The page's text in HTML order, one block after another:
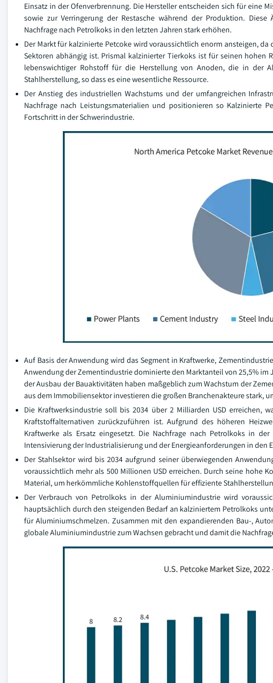
Einsatz in der Ofenverbrennung. Die Hersteller entscheiden sich für eine
sowie zur Verringerung der Restasche während der Produktion.
Nachfrage nach Petrolkoks in den letzten Jahren stark erhöhen.
Der Markt für kalzinierte Petcoke wird voraussichtlich enorm ansteigen,
Sektoren abhängig ist. Prismal kalzinierter Tierkoks ist für seinen hohen
lebenswichtiger Rohstoff für die Herstellung von Anoden, die in der
Stahlherstellung, so dass es eine wesentliche Ressource.
Der Anstieg des industriellen Wachstums und der umfangreichen
Nachfrage nach Leistungsmaterialien und positionieren so Kalzinierte
Fortschritt in der Schwerindustrie.
Auf Basis der Anwendung wird das Segment in Kraftwerke,
Anwendung der Zementindustrie dominierte den Marktanteil von 25,5%
der Ausbau der Bauaktivitäten haben maßgeblich zum Wachstum der
aus dem Immobiliensektor investieren die großen Branchenakteure stark,
Die Kraftwerksindustrie soll bis 2034 über 2 Milliarden USD erreichen,
Kraftstoffalternativen zurückzuführen ist. Aufgrund des höheren
Kraftwerke als Ersatz eingesetzt. Die Nachfrage nach Petrolkoks in
Intensivierung der Industrialisierung und der Energieanforderungen in den
Der Stahlsektor wird bis 2034 aufgrund seiner überwiegenden
voraussichtlich mehr als 500 Millionen USD erreichen. Durch seine hohe
Material, um herkömmliche Kohlenstoffquellen für effiziente
Der Verbrauch von Petrolkoks in der Aluminiumindustrie wird
hauptsächlich durch den steigenden Bedarf an kalziniertem Petrolkoks
für Aluminiumschmelzen. Zusammen mit den expandierenden Bau-,
globale Aluminiumindustrie zum Wachsen gebracht und damit die